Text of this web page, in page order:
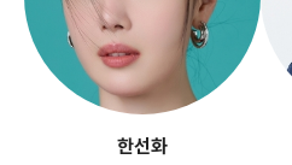
교토에서 온 편지
(2022)
한선화